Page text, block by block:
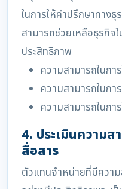
ในการให้คำปรึกษาทาง
สามารถช่วยเหลือธุรกิจ
ประสิทธิภาพ
ความสามารถในกา
ความสามารถในกา
ความสามารถในกา
4. ประเมินความส
สื่อสาร
ตัวแทนจำหน่ายที่มีความ